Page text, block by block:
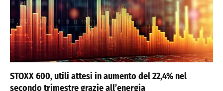
STOXX 600, utili attesi in aumento del 22,4% nel
secondo trimestre grazie all’energia